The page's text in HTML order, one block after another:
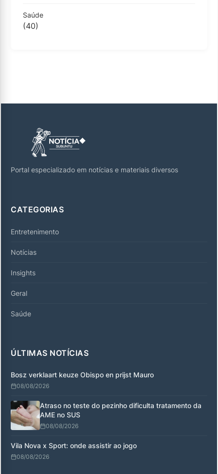
Saúde
(40)
Portal especializado em notícias e materiais diversos
CATEGORIAS
Entretenimento
Notícias
Insights
Geral
Saúde
ÚLTIMAS NOTÍCIAS
Bosz verklaart keuze Obispo en prijst Mauro
08/08/2026
Atraso no teste do pezinho dificulta tratamento da
AME no SUS
08/08/2026
Vila Nova x Sport: onde assistir ao jogo
08/08/2026